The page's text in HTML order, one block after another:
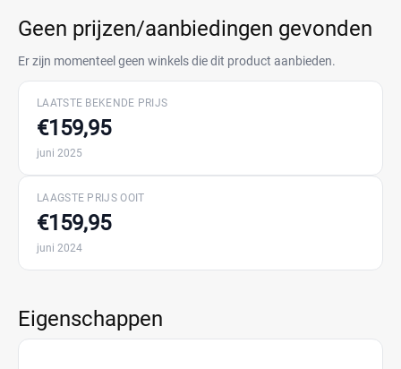
Geen prijzen/aanbiedingen gevonden
Er zijn momenteel geen winkels die dit product aanbieden.
LAATSTE BEKENDE PRIJS
€159,95
juni 2025
LAAGSTE PRIJS OOIT
€159,95
juni 2024
Eigenschappen